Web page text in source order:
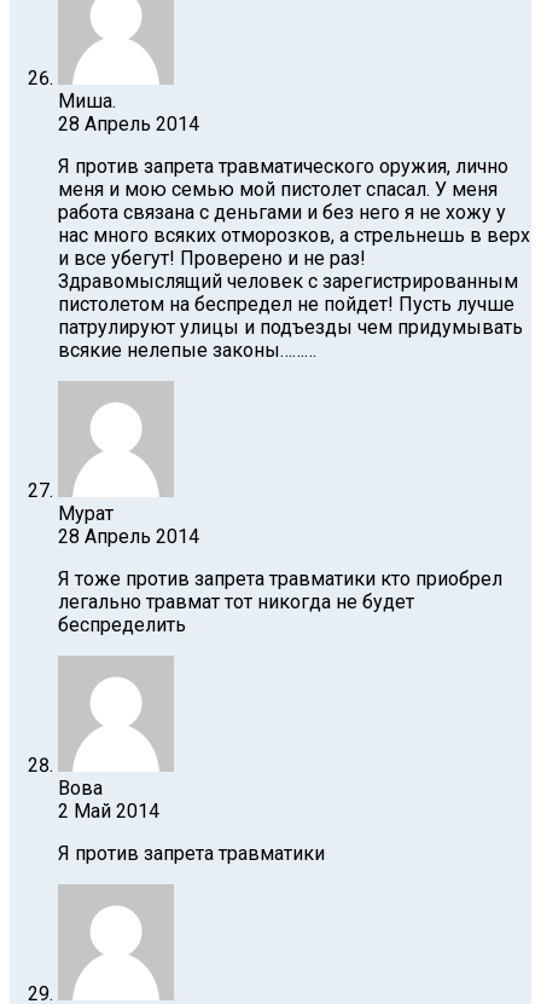
Миша.
28 Апрель 2014
Я против запрета травматического оружия, лично
меня и мою семью мой пистолет спасал. У меня
работа связана с деньгами и без него я не хожу у
нас много всяких отморозков, а стрельнешь в верх
и все убегут! Проверено и не раз!
Здравомыслящий человек с зарегистрированным
пистолетом на беспредел не пойдет! Пусть лучше
патрулируют улицы и подъезды чем придумывать
всякие нелепые законы………
Мурат
28 Апрель 2014
Я тоже против запрета травматики кто приобрел
легально травмат тот никогда не будет
беспределить
Вова
2 Май 2014
Я против запрета травматики